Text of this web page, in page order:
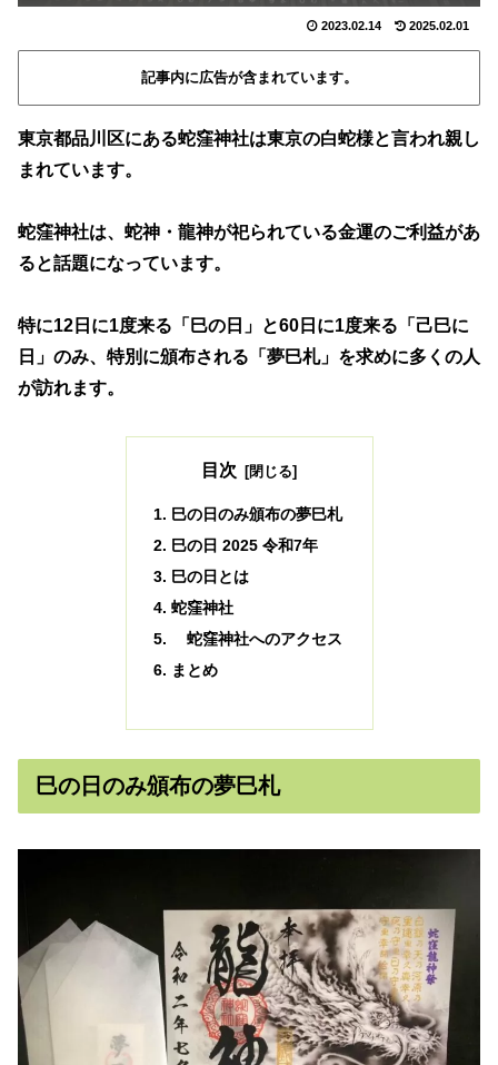
2023.02.14 2025.02.01
記事内に広告が含まれています。
東京都品川区にある蛇窪神社は東京の白蛇様と言われ親し
まれています。
蛇窪神社は、蛇神・龍神が祀られている金運のご利益があ
ると話題になっています。
特に12日に1度来る「巳の日」と60日に1度来る「己巳に
日」のみ、特別に頒布される「夢巳札」を求めに多くの人
が訪れます。
目次
巳の日のみ頒布の夢巳札
巳の日 2025 令和7年
巳の日とは
蛇窪神社
蛇窪神社へのアクセス
まとめ
巳の日のみ頒布の夢巳札